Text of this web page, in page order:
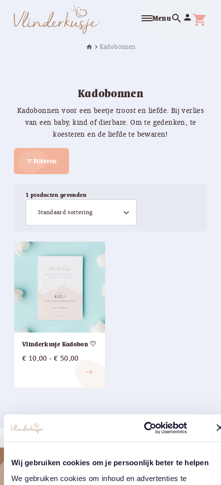
Wij gebruiken cookies om je persoonlijk beter te helpen
We gebruiken cookies om inhoud en advertenties te
Menusearch person shopping_cart
home chevron_right Kadobonnen
Kadobonnen
Kadobonnen voor een beetje troost en liefde. Bij verlies
van een baby, kind of dierbare. Om te gedenken, te
koesteren en de liefde te bewaren!
filter_listFilteren
1 producten gevonden
Vlinderkusje Kadobon ♡
€ 10,00 - € 50,00Prijsklasse:
€ 10,00
east